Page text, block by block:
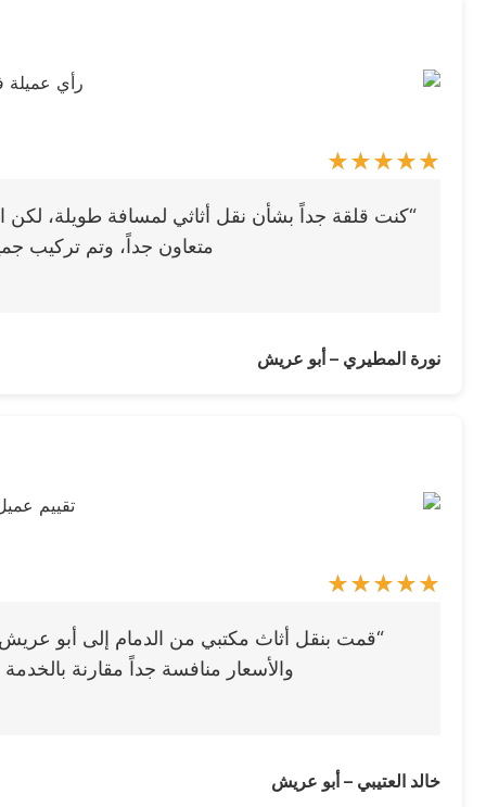
“كنت قلقة جداً بشأن نقل أثاثي لمسافة طويلة، لكن
متعاون جداً، وتم تركيب
نورة المطيري – أبو عريش
“قمت بنقل أثاث مكتبي من الدمام إلى أبو عريش
والأسعار منافسة جداً مقارنة
خالد العتيبي – أبو عريش